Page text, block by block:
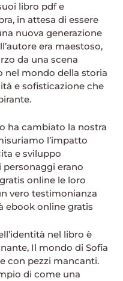
libro pdf e
in attesa di essere
nuova generazione
era maestoso,
da una scena
nel mondo della storia
e sofisticazione che
ha cambiato la nostra
l’impatto
e sviluppo
personaggi erano
online le loro
vero testimonianza
ebook online gratis
nel libro è
Il mondo di Sofia
con pezzi mancanti.
di come una